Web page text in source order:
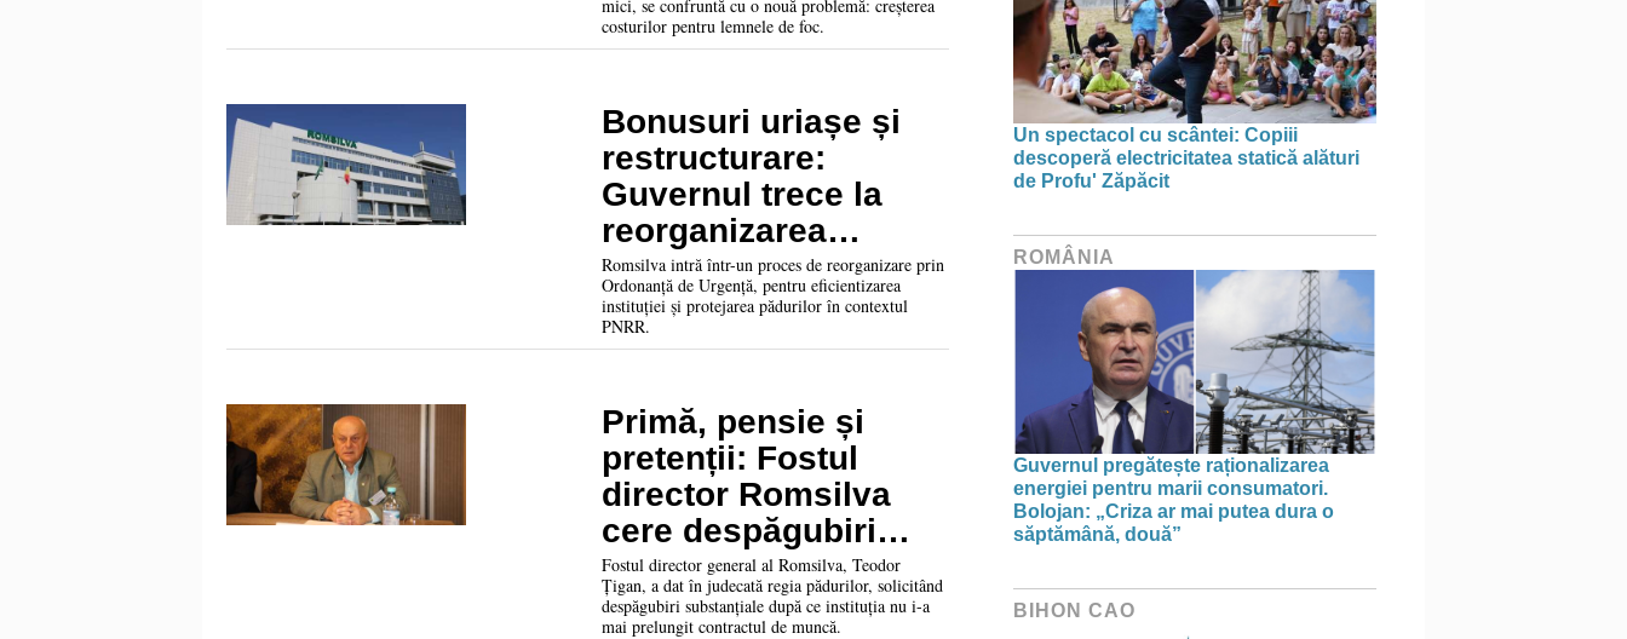
mici, se confruntă cu o nouă problemă: creșterea
costurilor pentru lemnele de foc.
Bonusuri uriașe și
restructurare:
Guvernul trece la
reorganizarea
Romsilva
Romsilva intră într-un proces de reorganizare prin
Ordonanță de Urgență, pentru eficientizarea
instituției și protejarea pădurilor în contextul
PNRR.
Primă, pensie și
pretenții: Fostul
director Romsilva
cere despăgubiri
pentru concediere
Fostul director general al Romsilva, Teodor
Țigan, a dat în judecată regia pădurilor, solicitând
despăgubiri substanțiale după ce instituția nu i-a
mai prelungit contractul de muncă.
Un spectacol cu scântei: Copiii
descoperă electricitatea statică alături
de Profu' Zăpăcit
ROMÂNIA
Guvernul pregătește raționalizarea
energiei pentru marii consumatori.
Bolojan: „Criza ar mai putea dura o
săptămână, două”
BIHON CAO